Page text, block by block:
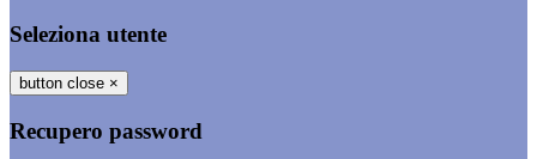
Seleziona utente
button close ×
Recupero password